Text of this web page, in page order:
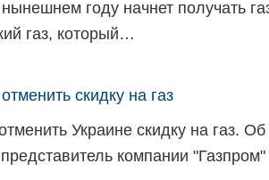
году начнет получать
газ, который…
скидку на газ
Украине скидку на газ.
компании